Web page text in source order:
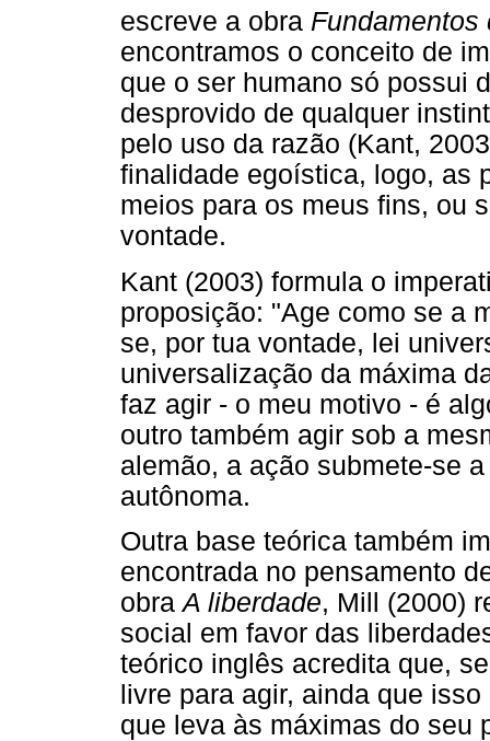
escreve a obra
encontramos o conceito de
que o ser humano só possui
desprovido de qualquer
pelo uso da razão (Kant,
finalidade egoística, logo, as
meios para os meus fins, ou
vontade.
Kant (2003) formula o
proposição: "Age como se a
se, por tua vontade, lei
universalização da máxima
faz agir - o meu motivo - é
outro também agir sob a
alemão, a ação submete-se
autônoma.
Outra base teórica também
encontrada no pensamento
obraA liberdade, Mill (2000)
social em favor das
teórico inglês acredita que,
livre para agir, ainda que
que leva às máximas do seu